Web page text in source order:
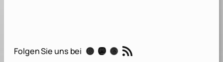
i
Folgen Sie uns bei Instagram Mastodon Threads RSS-Feed